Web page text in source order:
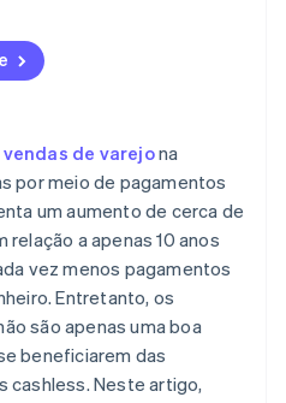
vendas de varejona
por meio de pagamentos
um aumento de cerca de
a apenas 10 anos
vez menos pagamentos
Entretanto, os
são apenas uma boa
beneficiarem das
cashless. Neste artigo,